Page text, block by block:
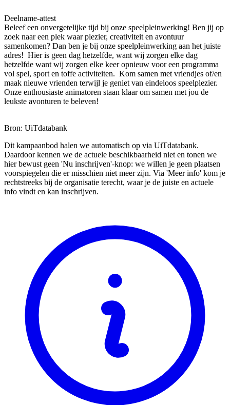
Deelname-attest
Beleef een onvergetelijke tijd bij onze speelpleinwerking! Ben jij op
zoek naar een plek waar plezier, creativiteit en avontuur
samenkomen? Dan ben je bij onze speelpleinwerking aan het juiste
adres! Hier is geen dag hetzelfde, want wij zorgen elke dag
hetzelfde want wij zorgen elke keer opnieuw voor een programma
vol spel, sport en toffe activiteiten. Kom samen met vriendjes of/en
maak nieuwe vrienden terwijl je geniet van eindeloos speelplezier.
Onze enthousiaste animatoren staan klaar om samen met jou de
leukste avonturen te beleven!
Bron: UiTdatabank
Dit kampaanbod halen we automatisch op via UiTdatabank.
Daardoor kennen we de actuele beschikbaarheid niet en tonen we
hier bewust geen 'Nu inschrijven'-knop: we willen je geen plaatsen
voorspiegelen die er misschien niet meer zijn. Via 'Meer info' kom je
rechtstreeks bij de organisatie terecht, waar je de juiste en actuele
info vindt en kan inschrijven.